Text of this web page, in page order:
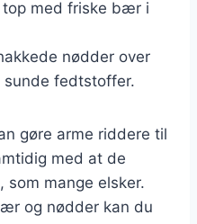
med friske bær i
nødder over
fedtstoffer.
gøre arme riddere til
med at de
mange elsker.
og nødder kan du